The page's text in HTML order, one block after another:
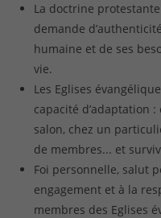
La doctrine
demande
humaine et de ses
vie.
Les Eglises
capacité d’adaptation
salon, chez un
de membres... et
Foi personnelle, salut
engagement et à la
membres des Eglises